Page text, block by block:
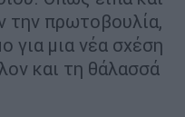
την πρωτοβουλία,
για μια νέα σχέση
και τη θάλασσά